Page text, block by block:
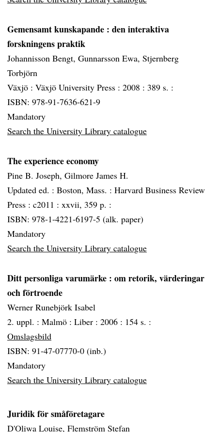
Gemensamt kunskapande : den interaktiva
forskningens praktik
Johannisson Bengt, Gunnarsson Ewa, Stjernberg
Torbjörn
Växjö : Växjö University Press : 2008 : 389 s. :
ISBN: 978-91-7636-621-9
Mandatory
Search the University Library catalogue
The experience economy
Pine B. Joseph, Gilmore James H.
Updated ed. : Boston, Mass. : Harvard Business Review
Press : c2011 : xxvii, 359 p. :
ISBN: 978-1-4221-6197-5 (alk. paper)
Mandatory
Search the University Library catalogue
Ditt personliga varumärke : om retorik, värderingar
och förtroende
Werner Runebjörk Isabel
2. uppl. : Malmö : Liber : 2006 : 154 s. :
Omslagsbild
ISBN: 91-47-07770-0 (inb.)
Mandatory
Search the University Library catalogue
Juridik för småföretagare
D'Oliwa Louise, Flemström Stefan